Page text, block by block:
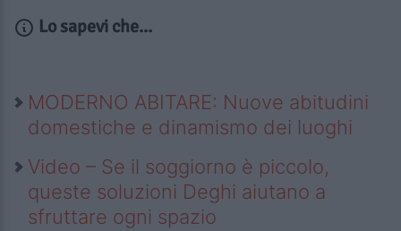
Lo sapevi che...
MODERNO ABITARE: Nuove abitudini
domestiche e dinamismo dei luoghi
Video – Se il soggiorno è piccolo,
queste soluzioni Deghi aiutano a
sfruttare ogni spazio